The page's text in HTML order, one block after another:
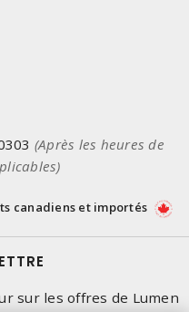
(Après les heures de
canadiens et importés
sur les offres de Lumen